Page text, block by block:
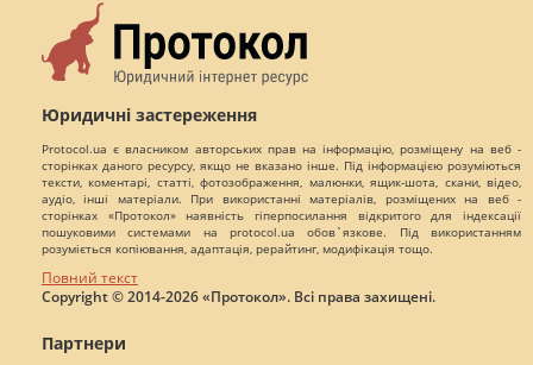
Юридичні застереження
Protocol.ua є власником авторських прав на інформацію, розміщену на веб -
сторінках даного ресурсу, якщо не вказано інше. Під інформацією розуміються
тексти, коментарі, статті, фотозображення, малюнки, ящик-шота, скани, відео,
аудіо, інші матеріали. При використанні матеріалів, розміщених на веб -
сторінках «Протокол» наявність гіперпосилання відкритого для індексації
пошуковими системами на protocol.ua обов`язкове. Під використанням
розуміється копіювання, адаптація, рерайтинг, модифікація тощо.
Повний текст
Copyright © 2014-2026 «Протокол». Всі права захищені.
Партнери